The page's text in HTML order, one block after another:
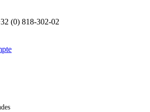
(0) 818-302-02